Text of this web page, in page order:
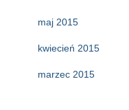
maj 2015
kwiecień 2015
marzec 2015